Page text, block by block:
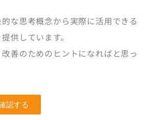
な思考概念から実際に活用できる
供しています。
善のためのヒントになればと思っ
認する